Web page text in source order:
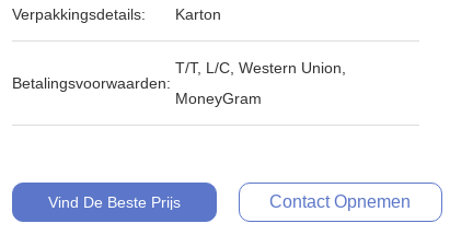
Verpakkingsdetails: Karton
Betalingsvoorwaarden:
T/T, L/C, Western Union,
MoneyGram
Vind De Beste Prijs Contact Opnemen